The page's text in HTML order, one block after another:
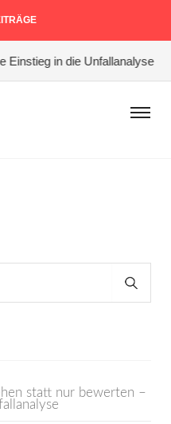
in die Unfallanalyse
statt nur bewerten –